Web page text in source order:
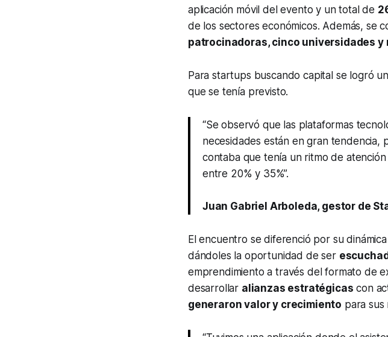
aplicación móvil del evento y un total de
de los sectores económicos. Además, se
patrocinadoras, cinco universidades y
Para startups buscando capital se logró
que se tenía previsto.
“Se observó que las plataformas
necesidades están en gran tendencia,
contaba que tenía un ritmo de
entre 20% y 35%”.
Juan Gabriel Arboleda, gestor de
El encuentro se diferenció por su
dándoles la oportunidad de ser
emprendimiento a través del formato de
desarrollar alianzas estratégicas con
generaron valor y crecimiento para sus